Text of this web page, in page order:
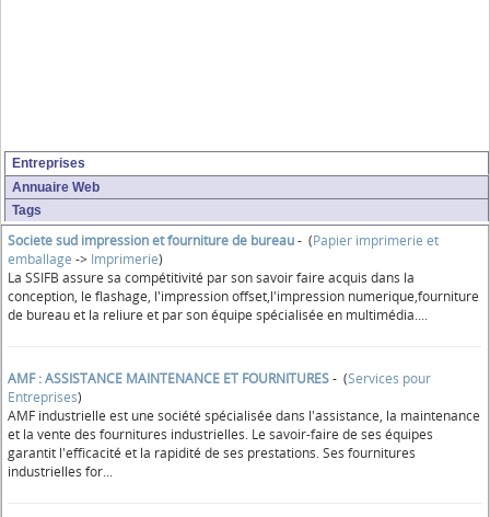
Entreprises
Annuaire Web
Tags
Societe sud impression et fourniture de bureau- (Papier imprimerie et
emballage -> Imprimerie)
La SSIFB assure sa compétitivité par son savoir faire acquis dans la
conception, le flashage, l'impression offset,l'impression numerique,fourniture
de bureau et la reliure et par son équipe spécialisée en multimédia....
AMF : ASSISTANCE MAINTENANCE ET FOURNITURES- (Services pour
Entreprises)
AMF industrielle est une société spécialisée dans l'assistance, la maintenance
et la vente des fournitures industrielles. Le savoir-faire de ses équipes
garantit l'efficacité et la rapidité de ses prestations. Ses fournitures
industrielles for...